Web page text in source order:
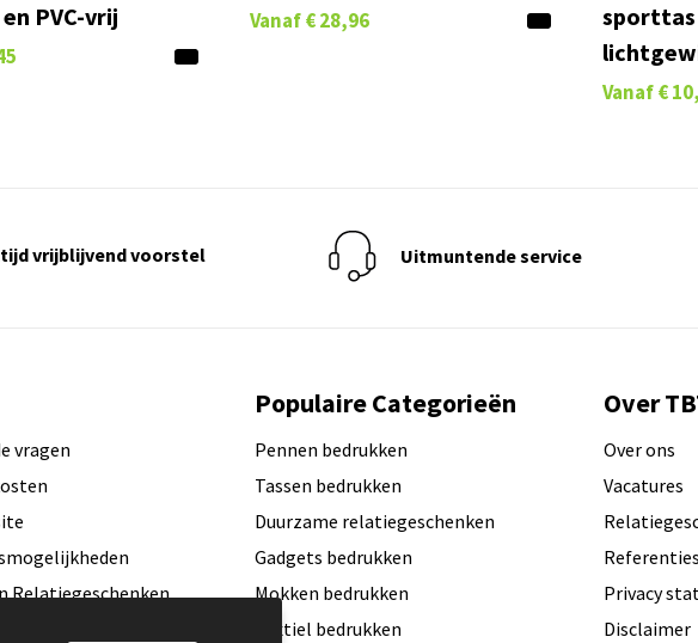
PVC-vrij
Vanaf€ 28,96
sporttas
Vanaf€
vrijblijvend voorstel Uitmuntende service
vragen
Relatiegeschenken
Populaire Categorieën
Pennen bedrukken
Tassen bedrukken
Duurzame relatiegeschenken
Gadgets bedrukken
Mokken bedrukken
Textiel bedrukken
Over
Over ons
Vacatures
Privacy
Disclaimer